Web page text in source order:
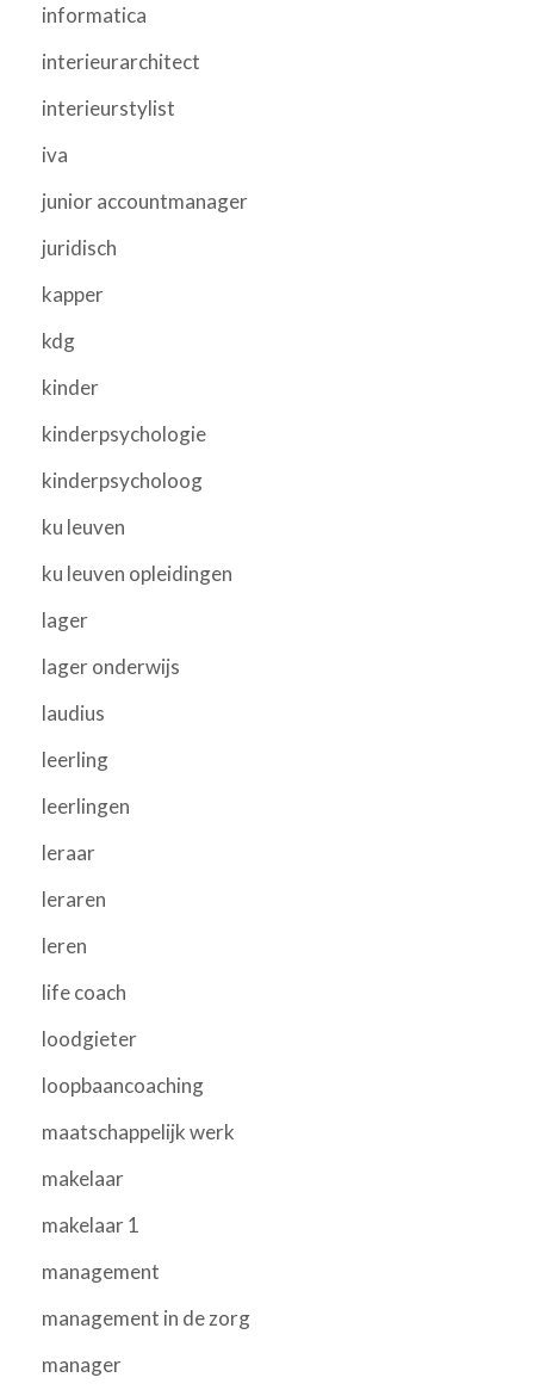
informatica
interieurarchitect
interieurstylist
iva
junior accountmanager
juridisch
kapper
kdg
kinder
kinderpsychologie
kinderpsycholoog
ku leuven
ku leuven opleidingen
lager
lager onderwijs
laudius
leerling
leerlingen
leraar
leraren
leren
life coach
loodgieter
loopbaancoaching
maatschappelijk werk
makelaar
makelaar 1
management
management in de zorg
manager